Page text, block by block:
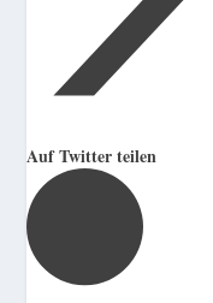
Auf Twitter teilen